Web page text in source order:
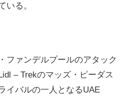
いる。
ファンデルプールのアタック
– Trekのマッズ・ピーダス
イバルの一人となるUAE